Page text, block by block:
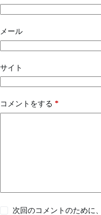
メール
サイト
コメントをする *
次回のコメントのために